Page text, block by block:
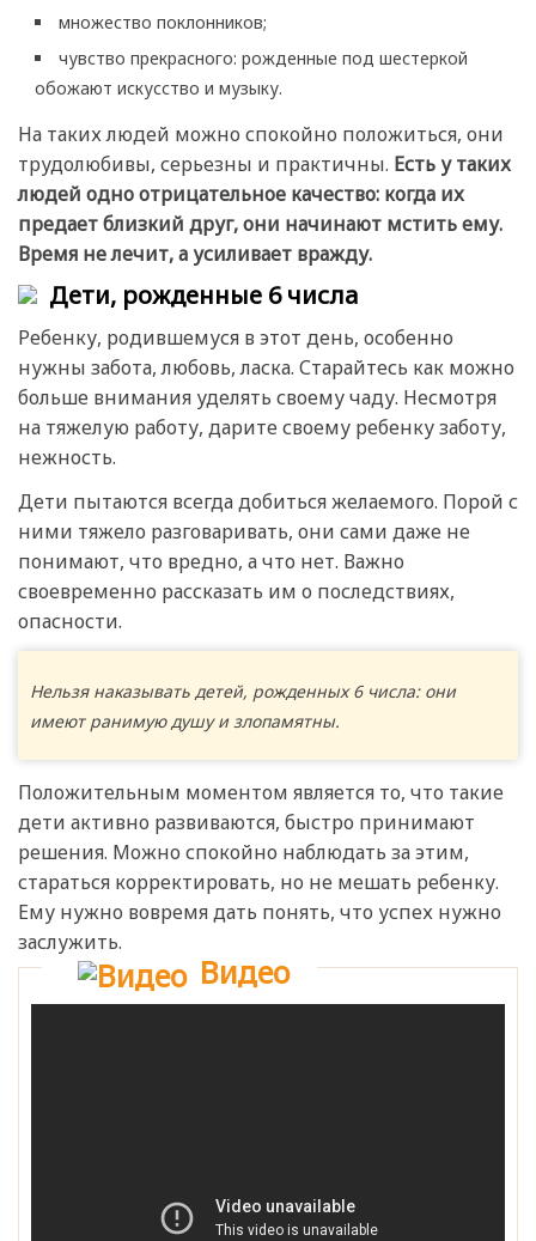
множество поклонников;
чувство прекрасного: рожденные под шестеркой
обожают искусство и музыку.
На таких людей можно спокойно положиться, они
трудолюбивы, серьезны и практичны. Есть у таких
людей одно отрицательное качество: когда их
предает близкий друг, они начинают мстить ему.
Время не лечит, а усиливает вражду.
Дети, рожденные 6 числа
Ребенку, родившемуся в этот день, особенно
нужны забота, любовь, ласка. Старайтесь как можно
больше внимания уделять своему чаду. Несмотря
на тяжелую работу, дарите своему ребенку заботу,
нежность.
Дети пытаются всегда добиться желаемого. Порой с
ними тяжело разговаривать, они сами даже не
понимают, что вредно, а что нет. Важно
своевременно рассказать им о последствиях,
опасности.
Нельзя наказывать детей, рожденных 6 числа: они
имеют ранимую душу и злопамятны.
Положительным моментом является то, что такие
дети активно развиваются, быстро принимают
решения. Можно спокойно наблюдать за этим,
стараться корректировать, но не мешать ребенку.
Ему нужно вовремя дать понять, что успех нужно
заслужить.
Видео